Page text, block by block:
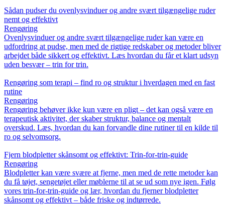
Sådan pudser du ovenlysvinduer og andre svært tilgængelige ruder
nemt og effektivt
Rengøring
Ovenlysvinduer og andre svært tilgængelige ruder kan være en
udfordring at pudse, men med de rigtige redskaber og metoder bliver
arbejdet både sikkert og effektivt. Læs hvordan du får et klart udsyn
uden besvær – trin for trin.
Rengøring som terapi – find ro og struktur i hverdagen med en fast
rutine
Rengøring
Rengøring behøver ikke kun være en pligt – det kan også være en
terapeutisk aktivitet, der skaber struktur, balance og mentalt
overskud. Læs, hvordan du kan forvandle dine rutiner til en kilde til
ro og selvomsorg.
Fjern blodpletter skånsomt og effektivt: Trin-for-trin-guide
Rengøring
Blodpletter kan være svære at fjerne, men med de rette metoder kan
du få tøjet, sengetøjet eller møblerne til at se ud som nye igen. Følg
vores trin-for-trin-guide og lær, hvordan du fjerner blodpletter
skånsomt og effektivt – både friske og indtørrede.